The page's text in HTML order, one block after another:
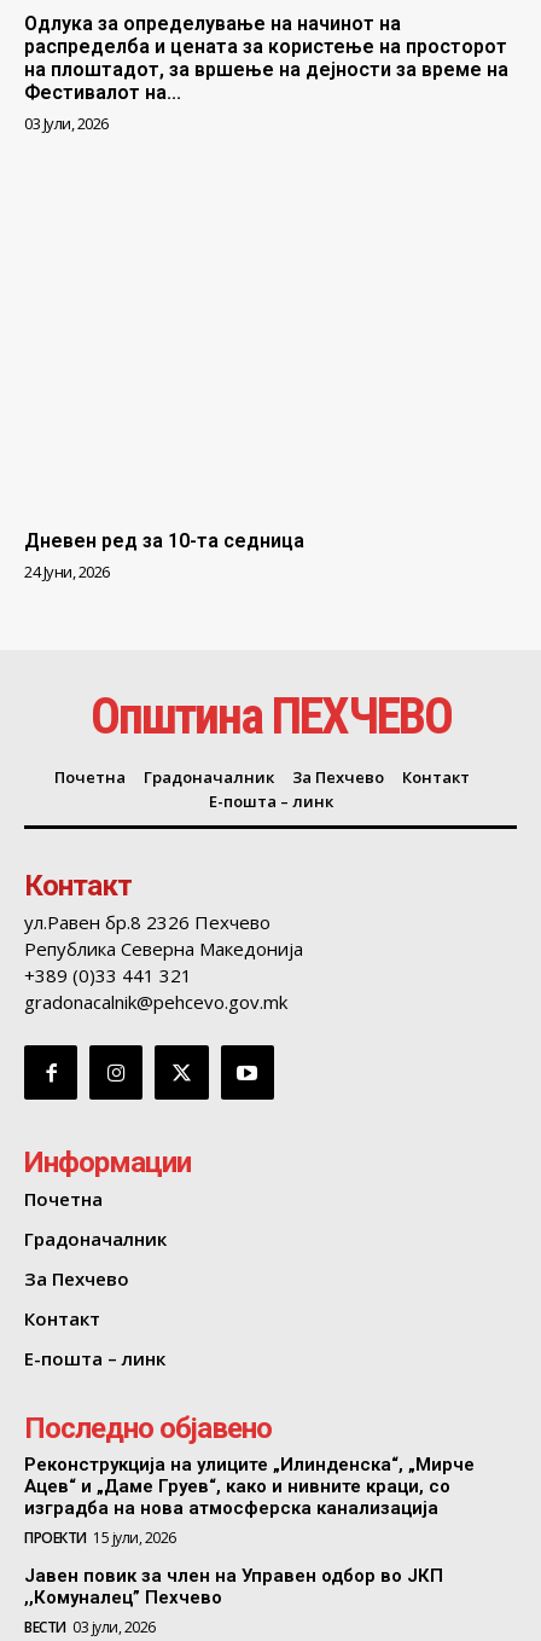
Одлука за определување на начинот на
распределба и цената за користење на просторот
на плоштадот, за вршење на дејности за време на
Фестивалот на...
03 Јули, 2026
Дневен ред за 10-та седница
24 Јуни, 2026
Општина ПЕХЧЕВО
Почетна Градоначалник За Пехчево
Контакт
Е-пошта – линк
Контакт
ул.Равен бр.8 2326 Пехчево
Република Северна Македонија
+389 (0)33 441 321
gradonacalnik@pehcevo.gov.mk
Информации
Почетна
Градоначалник
За Пехчево
Контакт
Е-пошта – линк
Последно објавено
Реконструкција на улиците „Илинденска“, „Мирче
Ацев“ и „Даме Груев“, како и нивните краци, со
изградба на нова атмосферска канализација
ПРОЕКТИ 15 јули, 2026
Јавен повик за член на Управен одбор во ЈКП
,,Комуналец” Пехчево
ВЕСТИ 03 јули, 2026